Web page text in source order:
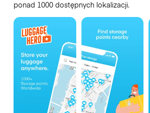
ponad 1000 dostępnych lokalizacji.